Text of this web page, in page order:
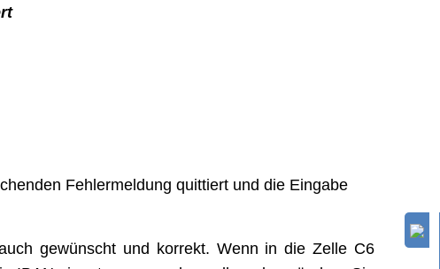
Fehlermeldung quittiert und die Eingabe
gewünscht und korrekt. Wenn in die Zelle C6